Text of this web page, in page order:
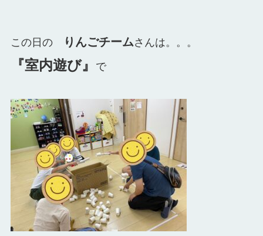
この日の りんごチームさんは。。。
『室内遊び』 で